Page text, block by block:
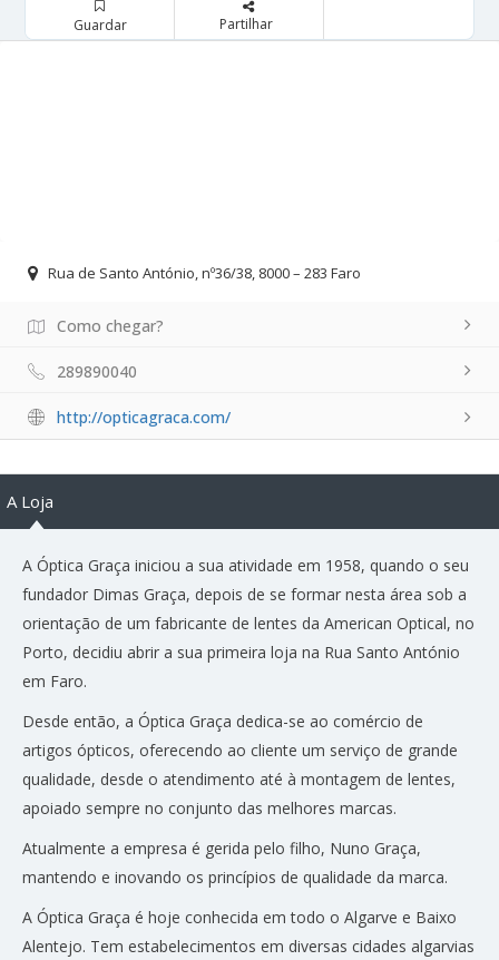
Guardar Partilhar
Rua de Santo António, nº36/38, 8000 – 283 Faro
Como chegar?
289890040
http://opticagraca.com/
A Loja
A Óptica Graça iniciou a sua atividade em 1958, quando o seu
fundador Dimas Graça, depois de se formar nesta área sob a
orientação de um fabricante de lentes da American Optical, no
Porto, decidiu abrir a sua primeira loja na Rua Santo António
em Faro.
Desde então, a Óptica Graça dedica-se ao comércio de
artigos ópticos, oferecendo ao cliente um serviço de grande
qualidade, desde o atendimento até à montagem de lentes,
apoiado sempre no conjunto das melhores marcas.
Atualmente a empresa é gerida pelo filho, Nuno Graça,
mantendo e inovando os princípios de qualidade da marca.
A Óptica Graça é hoje conhecida em todo o Algarve e Baixo
Alentejo. Tem estabelecimentos em diversas cidades algarvias